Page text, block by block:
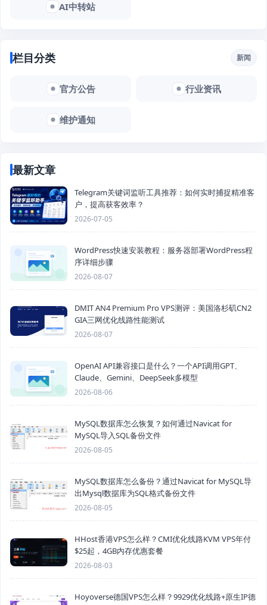
AI中转站
栏目分类 新闻
官方公告 行业资讯
维护通知
最新文章
Telegram关键词监听工具推荐：如何实时捕捉精准客
户，提高获客效率？
2026-07-05
WordPress快速安装教程：服务器部署WordPress程
序详细步骤
2026-08-07
DMIT AN4 Premium Pro VPS测评：美国洛杉矶CN2
GIA三网优化线路性能测试
2026-08-07
OpenAI API兼容接口是什么？一个API调用GPT、
Claude、Gemini、DeepSeek多模型
2026-08-06
MySQL数据库怎么恢复？如何通过Navicat for
MySQL导入SQL备份文件
2026-08-05
MySQL数据库怎么备份？通过Navicat for MySQL导
出Mysql数据库为SQL格式备份文件
2026-08-05
HHost香港VPS怎么样？CMI优化线路KVM VPS年付
$25起，4GB内存优惠套餐
2026-08-03
Hoyoverse德国VPS怎么样？9929优化线路+原生IP德